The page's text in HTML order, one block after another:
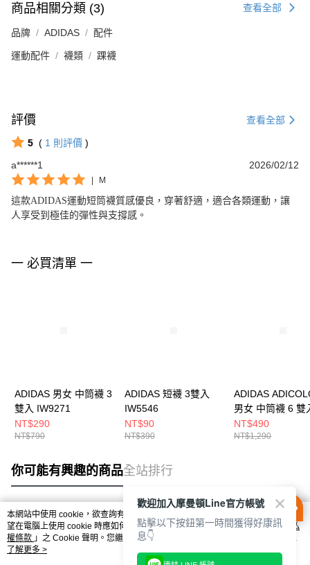
商品相關分類 (3) 查看全部
品牌 ADIDAS 配件
運動配件 襪類 踝襪
評價 查看全部
5 ( 1 則評價 )
a******1
2026/02/12
M
這款ADIDAS運動短筒襪質感優良，穿著舒適，適合各類運動，讓
人享受到極佳的彈性與支撐感。
一 必買清單 一
ADIDAS 男女 中筒襪 3
雙入 IW9271
NT$290
NT$790
ADIDAS 短襪 3雙入
IW5546
NT$90
NT$390
ADIDAS
男女 中筒襪 6 雙
IT7571
NT$490
NT$1,290
你可能有興趣的商品全站排行
熱門標籤
本網站中使用 cookie，欲查詢有關本網站使用 cookie 方式之詳情，及若您不希
望在電腦上使用 cookie 時應如何變更電腦的 cookie 設定，請參閱本網站「
隱私
權條款 」之 Cookie 聲明。您繼續使用本網站即表示您同意本公司得按本網站使
用條款之 Cookie 聲明使用 cookie。
了解更多 >
歡迎加入摩曼頓Line官方帳號
點擊以下按鈕第一時間獲得好康訊
息👇